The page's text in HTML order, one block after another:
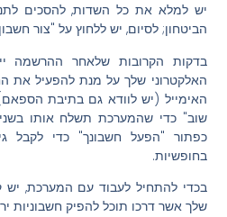
יש למלא את כל השדות, להסכים
הביטחון; לסיום, יש ללחוץ על "צור חשבון
בדקות הקרובות שלאחר ההרשמה
האלקטרוני שלך על מנת להפעיל את
האימייל (יש לוודא גם בתיבת הספאם),
שוב" כדי שהמערכת תשלח אותו
כפתור "הפעל חשבונך" כדי לקבל
בחופשיות.
בכדי להתחיל לעבוד עם המערכת, יש
שלך אשר דרכו תוכל להפיק חשבוניות